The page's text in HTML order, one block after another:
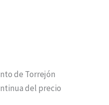
de Torrejón
del precio